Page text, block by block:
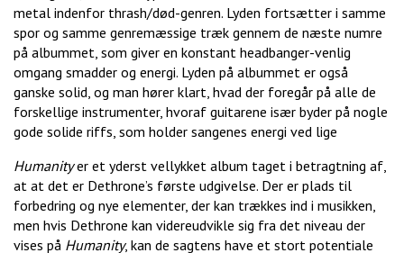
metal indenfor thrash/død-genren. Lyden fortsætter i samme
spor og samme genremæssige træk gennem de næste numre
på albummet, som giver en konstant headbanger-venlig
omgang smadder og energi. Lyden på albummet er også
ganske solid, og man hører klart, hvad der foregår på alle de
forskellige instrumenter, hvoraf guitarene især byder på nogle
gode solide riffs, som holder sangenes energi ved lige
Humanityer et yderst vellykket album taget i betragtning af,
at at det er Dethrone’s første udgivelse. Der er plads til
forbedring og nye elementer, der kan trækkes ind i musikken,
men hvis Dethrone kan videreudvikle sig fra det niveau der
vises på Humanity, kan de sagtens have et stort potentiale